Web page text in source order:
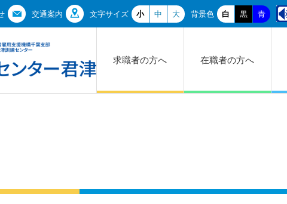
交通案内 文字サイズ 小 中 大 背景色 白 黒 青
求職者の方へ 在職者の方へ